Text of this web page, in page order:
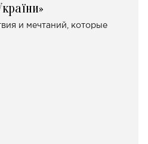
и мечтаний, которые